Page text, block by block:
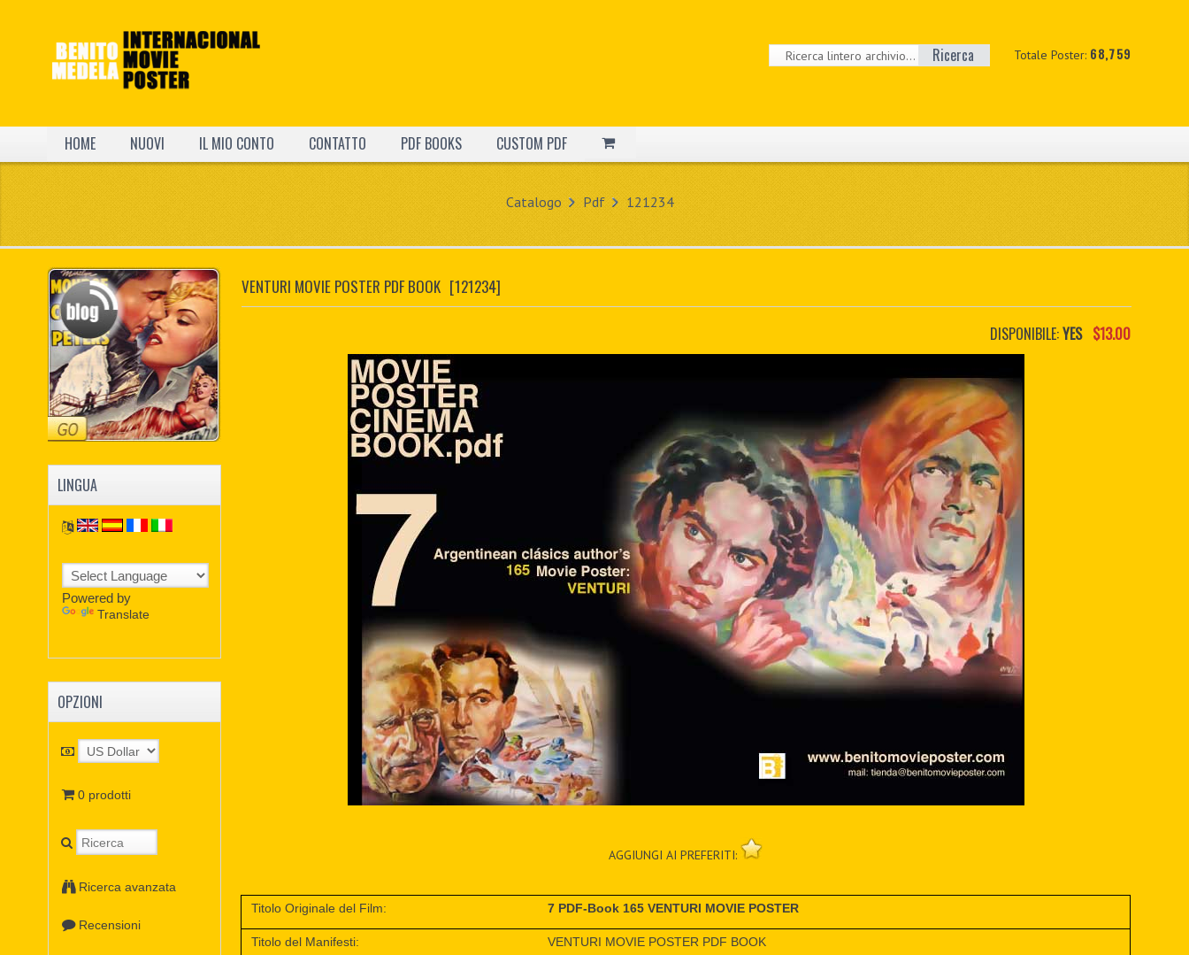
Totale Poster: 68,759
Ricerca
HOME NUOVI IL MIO CONTO CONTATTO PDF BOOKS CUSTOM PDF
Catalogo Pdf 121234
VENTURI MOVIE POSTER PDF BOOK [121234]
DISPONIBILE:YES $13.00
AGGIUNGI AI PREFERITI:
Titolo Originale del Film: 7 PDF-Book 165 VENTURI MOVIE POSTER
Titolo del Manifesti: VENTURI MOVIE POSTER PDF BOOK
LINGUA
Powered by
Translate
OPZIONI
0 prodotti
Ricerca avanzata
Recensioni